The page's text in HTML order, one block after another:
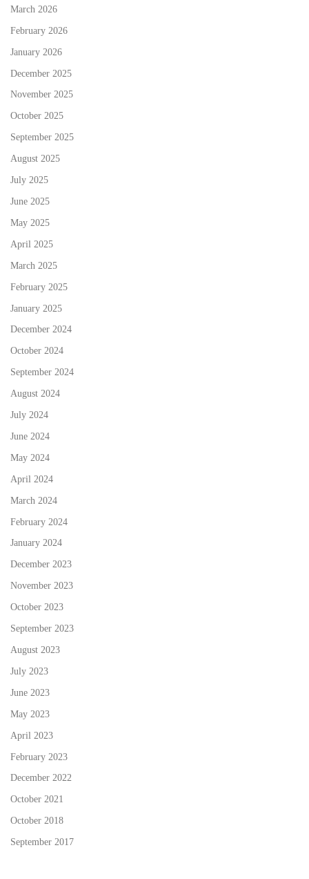
March 2026
February 2026
January 2026
December 2025
November 2025
October 2025
September 2025
August 2025
July 2025
June 2025
May 2025
April 2025
March 2025
February 2025
January 2025
December 2024
October 2024
September 2024
August 2024
July 2024
June 2024
May 2024
April 2024
March 2024
February 2024
January 2024
December 2023
November 2023
October 2023
September 2023
August 2023
July 2023
June 2023
May 2023
April 2023
February 2023
December 2022
October 2021
October 2018
September 2017